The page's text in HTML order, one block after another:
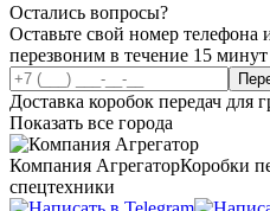
Остались вопросы?
Оставьте свой номер телефона
перезвоним в течение 15 минут
Доставка коробок передач для
Показать все города
Компания АгрегаторКоробки
спецтехники